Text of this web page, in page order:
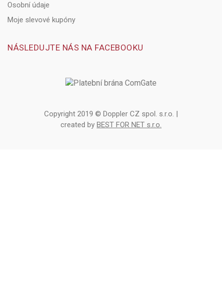
Osobní údaje
Moje slevové kupóny
NÁSLEDUJTE NÁS NA FACEBOOKU
Copyright 2019 © Doppler CZ spol. s.r.o. |
created by BEST FOR NET s.r.o.